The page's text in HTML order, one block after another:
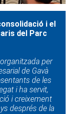
i el
del Parc
per
de Gavà
de les
i ha servit,
i creixement
després de la